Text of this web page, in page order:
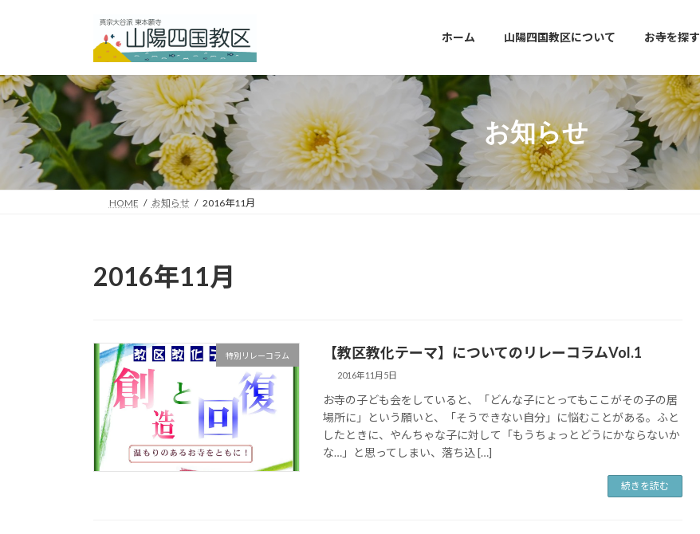
ツ
へ
シ
ョ
ホーム 山陽四国教区について お寺を探す
お知らせ
HOME お知らせ 2016年11月
2016年11月
特別リレーコラム 【教区教化テーマ】についてのリレーコラムVol.1
2016年11月5日
お寺の子ども会をしていると、「どんな子にとってもここがその子の居
場所に」という願いと、「そうできない自分」に悩むことがある。ふと
したときに、やんちゃな子に対して「もうちょっとどうにかならないか
な…」と思ってしまい、落ち込 […]
続きを読む